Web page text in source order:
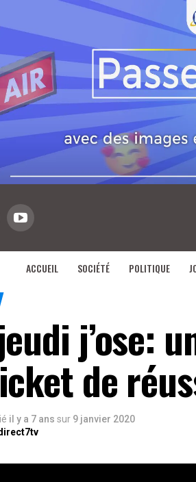
ACCUEIL SOCIÉTÉ POLITIQUE
j’ose:
de
il y a 7 ans sur 9 janvier 2020